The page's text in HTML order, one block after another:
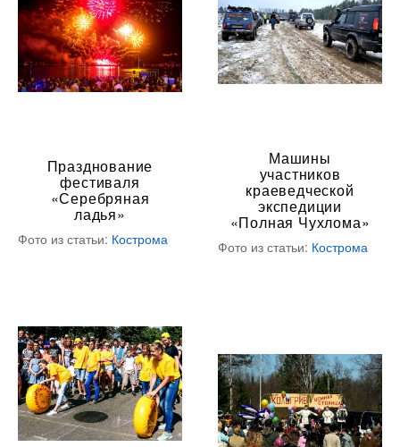
Празднование
фестиваля
«Серебряная
ладья»
Фото из статьи: Кострома
Машины
участников
краеведческой
экспедиции
«Полная Чухлома»
Фото из статьи: Кострома